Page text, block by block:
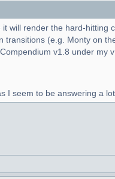
will render the hard-hitting
(e.g. Monty on
v1.8 under my
I seem to be answering a